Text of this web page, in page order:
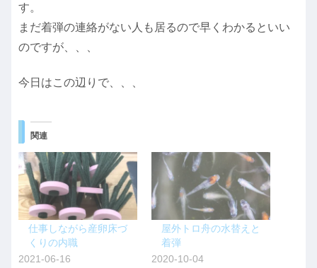
す。
まだ着弾の連絡がない人も居るので早くわかるといい
のですが、、、
今日はこの辺りで、、、
関連
仕事しながら産卵床づ
くりの内職
2021-06-16
屋外トロ舟の水替えと
着弾
2020-10-04